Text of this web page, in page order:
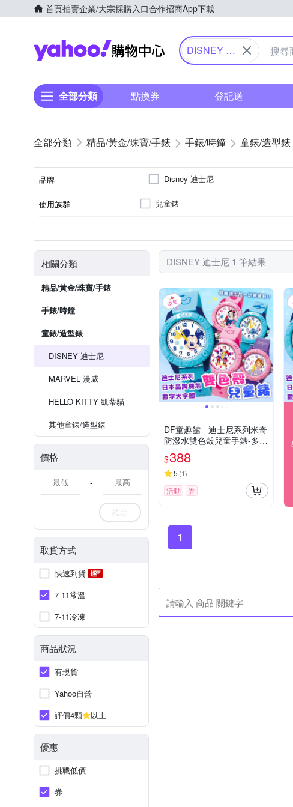
首頁拍賣企業/大宗採購入口合作招商App下載
Yahoo購物中心
DISNEY 迪
全部分類 點換券 登記送
精品/黃金/珠寶/手錶 手錶/時鐘 童錶/造型錶
品牌 Disney 迪士尼
使用族群 兒童錶
相關分類
精品/黃金/珠寶/手錶
手錶/時鐘
童錶/造型錶
DISNEY 迪士尼
MARVEL 漫威
HELLO KITTY 凱蒂貓
其他童錶/造型錶
價格
-
確定
取貨方式
快速到貨
7-11常溫
7-11冷凍
商品狀況
有現貨
Yahoo自營
評價4顆
以上
優惠
挑戰低價
券
DISNEY 迪士尼 1 筆結果
DF童趣館 - 迪士尼系列米奇
防潑水雙色殼兒童手錶-多款
可選
$388
5 (1)
活動 券
1